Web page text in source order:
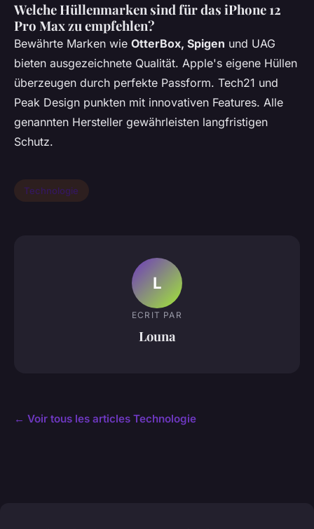
Welche Hüllenmarken sind für das iPhone 12
Pro Max zu empfehlen?
Bewährte Marken wie OtterBox, Spigen und UAG
bieten ausgezeichnete Qualität. Apple's eigene Hüllen
überzeugen durch perfekte Passform. Tech21 und
Peak Design punkten mit innovativen Features. Alle
genannten Hersteller gewährleisten langfristigen
Schutz.
Technologie
L
ECRIT PAR
Louna
← Voir tous les articles Technologie